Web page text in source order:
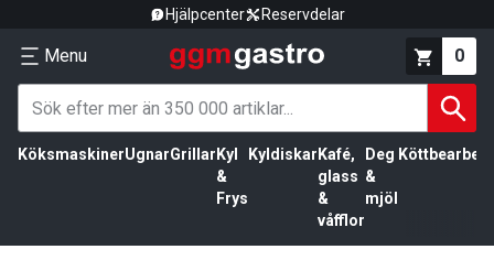
Hjälpcenter Reservdelar
Menu 0
KöksmaskinerUgnarGrillar Kyl
&
Frys
Kyldiskar Kafé,
glass
&
våfflor
Deg
&
mjöl